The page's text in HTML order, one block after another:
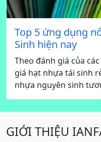
Top 5 ứng dụng
Sinh hiện nay
Theo đánh giá của
giá hạt nhựa tái sinh
nhựa nguyên sinh
GIỚI THIỆU